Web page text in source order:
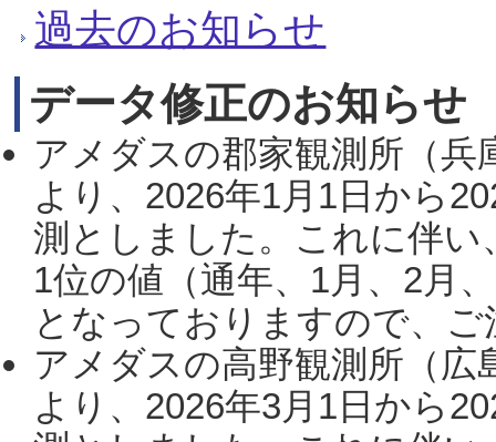
過去のお知らせ
データ修正のお知らせ
アメダスの郡家観測所（
より、2026年1月1日から
測としました。これに伴い
1位の値（通年、1月、2月
となっておりますので、
アメダスの高野観測所（
より、2026年3月1日から